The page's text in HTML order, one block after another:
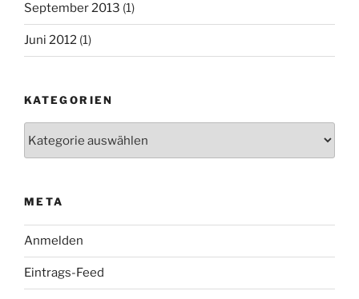
September 2013 (1)
Juni 2012 (1)
KATEGORIEN
META
Anmelden
Eintrags-Feed